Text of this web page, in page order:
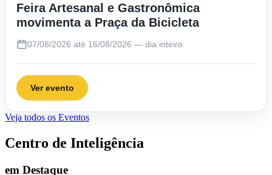
Feira Artesanal e Gastronômica
movimenta a Praça da Bicicleta
07/08/2026 até 16/08/2026 — dia inteiro
Ver evento
Veja todos os Eventos
Centro de Inteligência
em Destaque